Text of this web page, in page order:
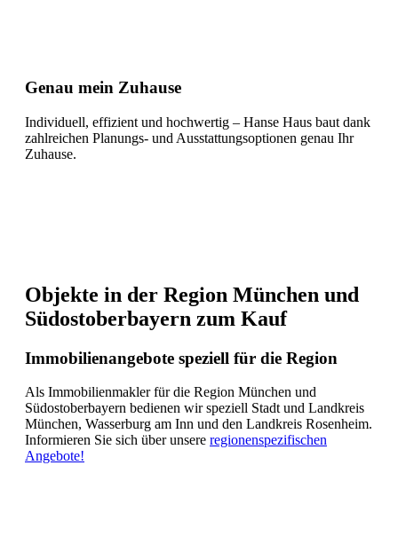
Genau mein Zuhause
Individuell, effizient und hochwertig – Hanse Haus baut dank
zahlreichen Planungs- und Ausstattungsoptionen genau Ihr
Zuhause.
Objekte in der Region München und
Südostoberbayern zum Kauf
Immobilienangebote speziell für die Region
Als Immobilienmakler für die Region München und
Südostoberbayern bedienen wir speziell Stadt und Landkreis
München, Wasserburg am Inn und den Landkreis Rosenheim.
Informieren Sie sich über unsere regionenspezifischen
Angebote!